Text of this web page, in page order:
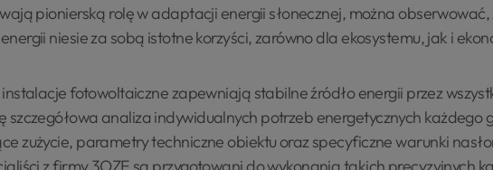
pionierską rolę w adaptacji energii słonecznej, można
niesie za sobą istotne korzyści, zarówno dla ekosystemu, jak i
fotowoltaiczne zapewniają stabilne źródło energii przez
szczegółowa analiza indywidualnych potrzeb energetycznych każdego
zużycie, parametry techniczne obiektu oraz specyficzne warunki
z firmy 3OZE są przygotowani do wykonania takich precyzyjnych